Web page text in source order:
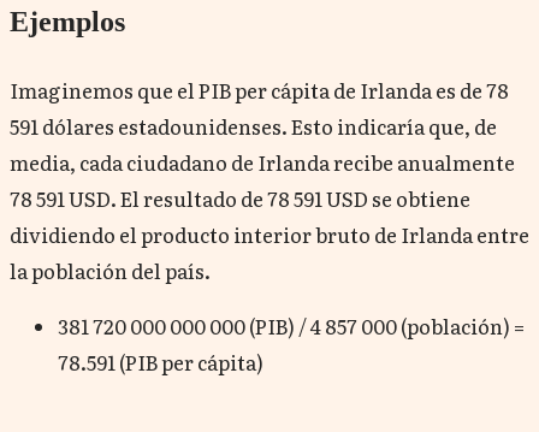
Ejemplos
Imaginemos que el PIB per cápita de Irlanda es de 78
591 dólares estadounidenses. Esto indicaría que, de
media, cada ciudadano de Irlanda recibe anualmente
78 591 USD. El resultado de 78 591 USD se obtiene
dividiendo el producto interior bruto de Irlanda entre
la población del país.
381 720 000 000 000 (PIB) / 4 857 000 (población) =
78.591 (PIB per cápita)